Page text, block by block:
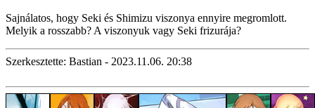
Sajnálatos, hogy Seki és Shimizu viszonya ennyire megromlott.
Melyik a rosszabb? A viszonyuk vagy Seki frizurája?
Szerkesztette: Bastian - 2023.11.06. 20:38